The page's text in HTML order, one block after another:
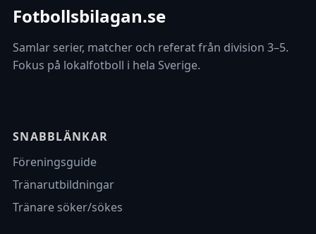
Fotbollsbilagan.se
Samlar serier, matcher och referat från division 3–5.
Fokus på lokalfotboll i hela Sverige.
SNABBLÄNKAR
Föreningsguide
Tränarutbildningar
Tränare söker/sökes